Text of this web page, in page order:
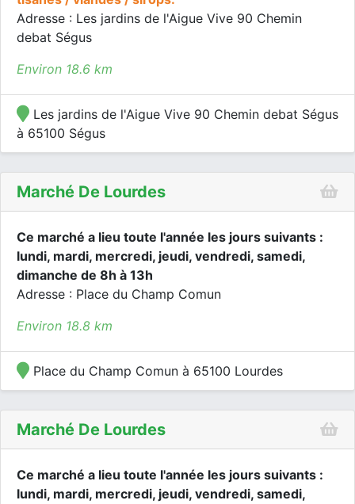
Adresse : Les jardins de l'Aigue Vive 90 Chemin
debat Ségus
Environ 18.6 km
Les jardins de l'Aigue Vive 90 Chemin debat Ségus
à 65100 Ségus
Marché De Lourdes
Ce marché a lieu toute l'année les jours suivants :
lundi, mardi, mercredi, jeudi, vendredi, samedi,
dimanche de 8h à 13h
Adresse : Place du Champ Comun
Environ 18.8 km
Place du Champ Comun à 65100 Lourdes
Marché De Lourdes
Ce marché a lieu toute l'année les jours suivants :
lundi, mardi, mercredi, jeudi, vendredi, samedi,